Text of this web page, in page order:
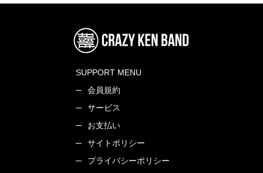
SUPPORT MENU
会員規約
サービス
お支払い
サイトポリシー
プライバシーポリシー